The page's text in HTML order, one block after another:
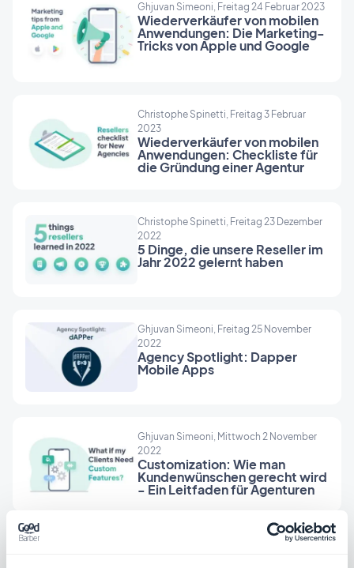
Ghjuvan Simeoni, Freitag 24 Februar 2023
Wiederverkäufer von mobilen
Anwendungen: Die Marketing-
Tricks von Apple und Google
Christophe Spinetti, Freitag 3 Februar
2023
Wiederverkäufer von mobilen
Anwendungen: Checkliste für
die Gründung einer Agentur
Christophe Spinetti, Freitag 23 Dezember
2022
5 Dinge, die unsere Reseller im
Jahr 2022 gelernt haben
Ghjuvan Simeoni, Freitag 25 November
2022
Agency Spotlight: Dapper
Mobile Apps
Ghjuvan Simeoni, Mittwoch 2 November
2022
Customization: Wie man
Kundenwünschen gerecht wird
- Ein Leitfaden für Agenturen
Christophe Spinetti, Freitag 23 September